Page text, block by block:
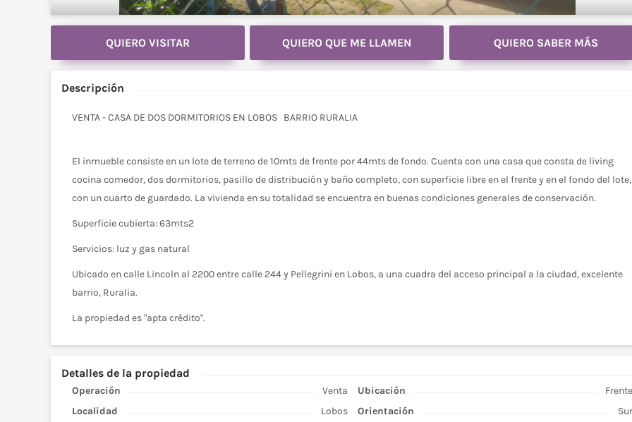
QUIERO VISITAR QUIERO QUE ME LLAMEN QUIERO SABER MÁS
Descripción
VENTA - CASA DE DOS DORMITORIOS EN LOBOS BARRIO RURALIA
El inmueble consiste en un lote de terreno de 10mts de frente por 44mts de fondo. Cuenta con una casa que consta de living
cocina comedor, dos dormitorios, pasillo de distribución y baño completo, con superficie libre en el frente y en el fondo del lote,
con un cuarto de guardado. La vivienda en su totalidad se encuentra en buenas condiciones generales de conservación.
Superficie cubierta: 63mts2
Servicios: luz y gas natural
Ubicado en calle Lincoln al 2200 entre calle 244 y Pellegrini en Lobos, a una cuadra del acceso principal a la ciudad, excelente
barrio, Ruralia.
La propiedad es "apta crédito".
Detalles de la propiedad
Operación
Venta
Localidad
Lobos
Ubicación
Frente
Orientación
Sur